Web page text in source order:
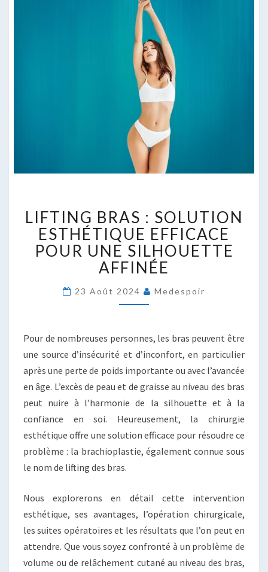
BRAS
SOLUTION
ESTHÉTIQUE
EFFICACE
UNE
SILHOUETTE
LIFTING BRAS : SOLUTION
ESTHÉTIQUE EFFICACE
POUR UNE SILHOUETTE
AFFINÉE
23 Août 2024 Medespoir
Pour de nombreuses personnes, les bras peuvent être
une source d’insécurité et d’inconfort, en particulier
après une perte de poids importante ou avec l’avancée
en âge. L’excès de peau et de graisse au niveau des bras
peut nuire à l’harmonie de la silhouette et à la
confiance en soi. Heureusement, la chirurgie
esthétique offre une solution efficace pour résoudre ce
problème : la brachioplastie, également connue sous
le nom de lifting des bras.
Nous explorerons en détail cette intervention
esthétique, ses avantages, l’opération chirurgicale,
les suites opératoires et les résultats que l’on peut en
attendre. Que vous soyez confronté à un problème de
volume ou de relâchement cutané au niveau des bras,